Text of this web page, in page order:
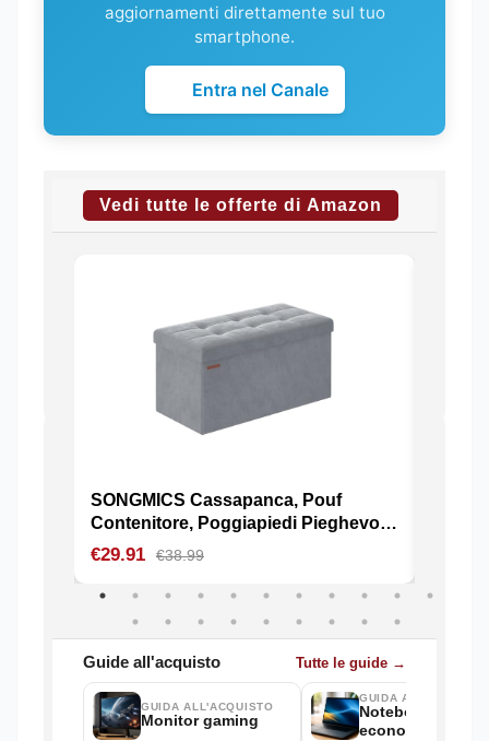
aggiornamenti direttamente sul tuo
smartphone.
Entra nel Canale